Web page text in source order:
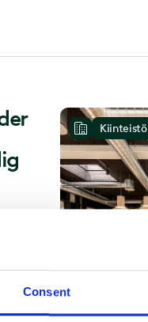
Consent
Kiinteistö